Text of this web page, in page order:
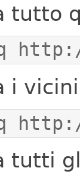
tutto
q
i vicini
tutti